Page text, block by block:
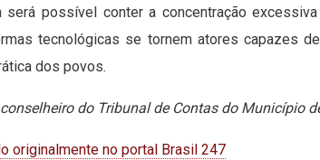
será possível conter a concentração
tecnológicas se tornem atores capazes
dos povos.
do Tribunal de Contas do Município
originalmente no portal Brasil 247